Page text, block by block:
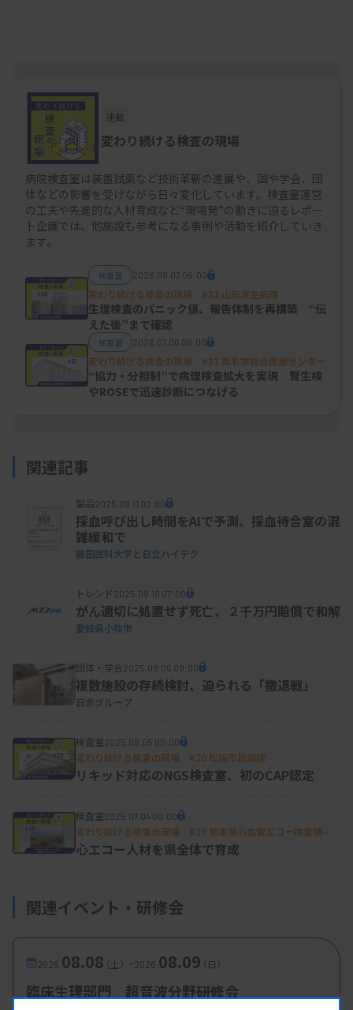
る専門検査技師の資格を10人が取得し、睡眠検査を
専門とする黒﨑技師長を中心に検査の質を追求して
きた。
日本睡眠学会の「エキスパートコンセンサス1」に
よるとPSGは、睡眠呼吸障害の診断や治療効果判定
のゴールドスタンダードの検査。夜間8時間以上の
観察などにいつでも介入できるよう、訓練された検
査技師などによる常時の監視（アテンド）が求めら
れぞれ2つの検査室を監視し、理想的な検査体制が
できていると黒﨑技師長は自負する。
地域の紹介患者は以前から受け入れてきたが、2015
年ごろ、疾患の認知度向上に伴う患者増に加え、睡
眠専門医が非常勤になったことで診療枠が縮小し、
紹介から初診までの期間が長期化。4カ月待ちにな
った。検査枠には余裕があるのに診察枠が不足する
ために紹介患者の検査が遅れる。この状況を改善し
と呼ぶ仕組みだ。睡眠専門医や検査技師、地域医療
に21の医療機関を訪問し、医療連携の実現にこぎ着
けた。
連載
変わり続ける検査の現場
病院検査室は装置試薬など技術革新の進展や、国や学会、団
体などの影響を受けながら日々変化しています。検査室運営
の工夫や先進的な人材育成など“現場発”の動きに迫るレポー
ト企画では、他施設も参考になる事例や活動を紹介していき
ます。
検査室 2026.08.03 06:00
変わり続ける検査の現場 #32 山形済生病院
生理検査のパニック値、報告体制を再構築 “伝
えた後”まで確認
検査室 2026.07.06 06:00
変わり続ける検査の現場 #31 桑名市総合医療センター
“協力・分担制”で病理検査拡大を実現 腎生検
やROSEで迅速診断につなげる
関連記事
製品2025.09.11 00:00
採血呼び出し時間をAIで予測、採血待合室の混
雑緩和で
藤田医科大学と日立ハイテク
トレンド 2025.09.10 07:00
がん適切に処置せず死亡、２千万円賠償で和解
愛知県小牧市
団体・学会2025.09.05 09:00
複数施設の存続検討、迫られる「撤退戦」
日赤グループ
検査室2025.08.05 00:00
変わり続ける検査の現場 #20 松阪市民病院
リキッド対応のNGS検査室、初のCAP認定
検査室2025.07.04 00:00
変わり続ける検査の現場 #19 熊本県心血管エコー検査標準
化プロジェクト
心エコー人材を県全体で育成
関連イベント・研修会
2026. 08.08（土） -2026. 08.09（日）
臨床生理部門 超音波分野研修会